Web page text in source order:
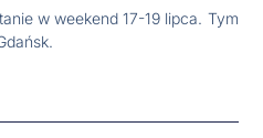
w weekend 17-19 lipca. Tym